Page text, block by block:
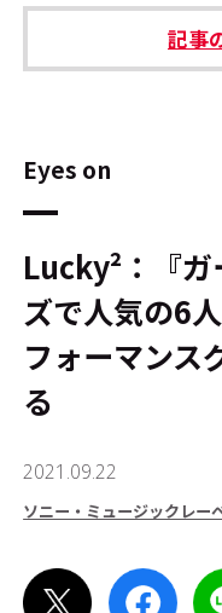
本サイトご利用
記事
Eyes on
Lucky²：『
ズで人気の6
フォーマンス
る
2021.09.22
ソニー・ミュージックレー